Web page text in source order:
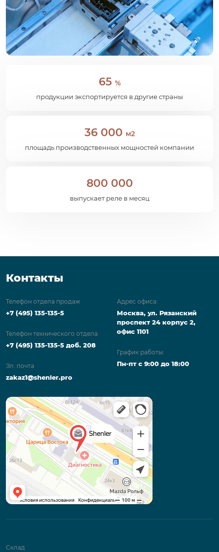
65 %
продукции экспортируется в другие страны
36 000 м2
площадь производственных мощностей компании
800 000
выпускает реле в месяц
Контакты
Телефон отдела продаж
+7 (495) 135-135-5
Телефон технического отдела
+7 (495) 135-135-5 доб. 208
Эл. почта
zakaz1@shenler.pro
Адрес офиса:
Москва, ул. Рязанский
проспект 24 корпус 2,
офис 1101
График работы:
Пн-пт с 9:00 до 18:00
Склад